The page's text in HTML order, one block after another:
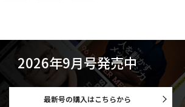
2026年9月号発売中
最新号の購入はこちらから